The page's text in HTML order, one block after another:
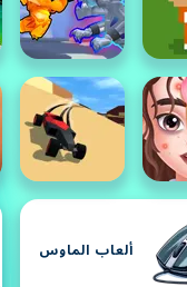
ألعاب الماوس